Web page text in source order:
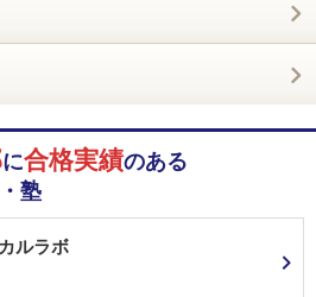
に合格実績のある
塾
ルラボ